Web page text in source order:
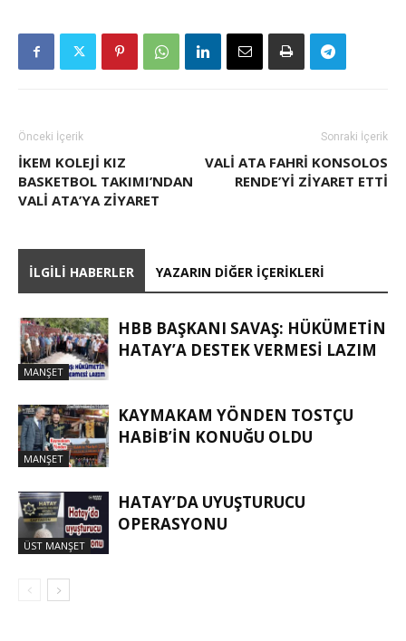
Önceki İçerik
İKEM KOLEJI KIZ
BASKETBOL TAKIMI’NDAN
VALI ATA’YA ZIYARET
Sonraki İçerik
VALI ATA FAHRI KONSOLOS
RENDE’YI ZIYARET ETTI
İLGILI HABERLER YAZARIN DIĞER İÇERIKLERI
MANŞET
HBB BAŞKANI SAVAŞ: HÜKÜMETİN
HATAY’A DESTEK VERMESİ LAZIM
MANŞET
KAYMAKAM YÖNDEN TOSTÇU
HABIB’IN KONUĞU OLDU
ÜST MANŞET
HATAY’DA UYUŞTURUCU
OPERASYONU